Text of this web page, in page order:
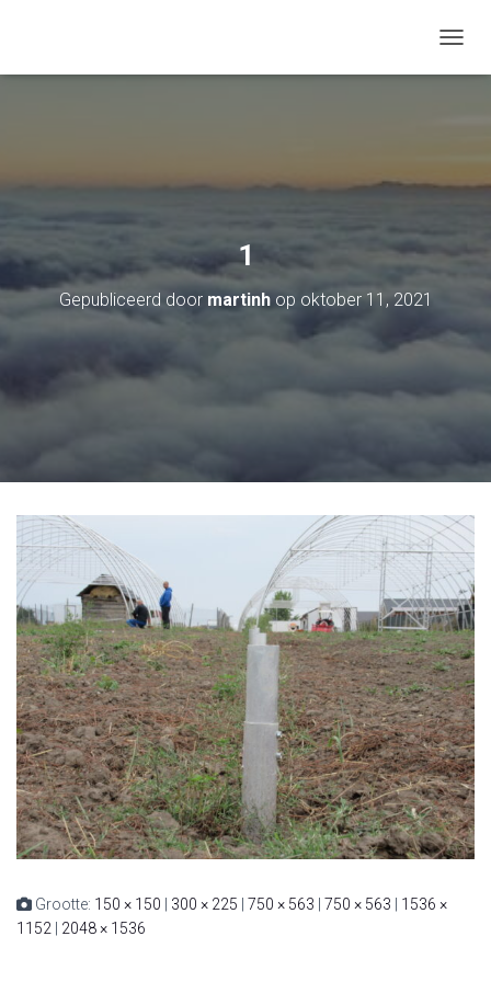
1
Gepubliceerd door martinhop oktober 11, 2021
Grootte: 150 × 150 | 300 × 225 | 750 × 563 | 750 × 563 | 1536 ×
1152 | 2048 × 1536